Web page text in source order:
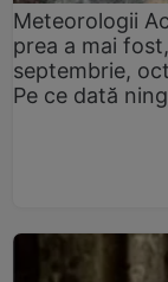
Meteorologii
prea a mai
septembrie,
Pe ce dată